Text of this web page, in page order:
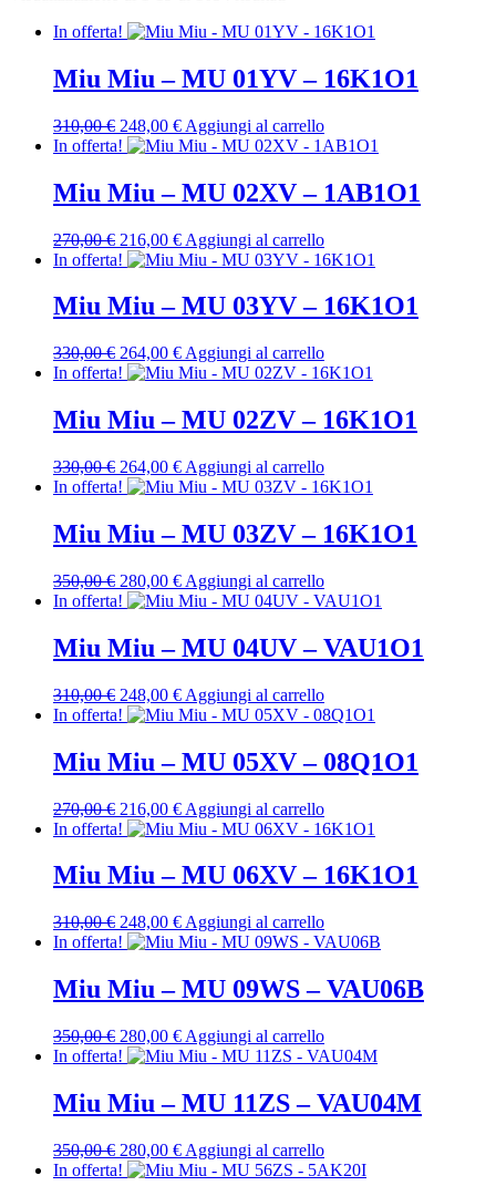
base
più
recente
In offerta!
Miu Miu – MU 01YV – 16K1O1
310,00€ Il
prezzo
era:
310,00 €.
248,00 €Il
prezzo
è:
248,00 €.
Aggiungi al carrello
In offerta!
Miu Miu – MU 02XV – 1AB1O1
270,00€ Il
prezzo
era:
270,00 €.
216,00 €Il
prezzo
è:
216,00 €.
Aggiungi al carrello
In offerta!
Miu Miu – MU 03YV – 16K1O1
330,00€ Il
prezzo
era:
330,00 €.
264,00 €Il
prezzo
è:
264,00 €.
Aggiungi al carrello
In offerta!
Miu Miu – MU 02ZV – 16K1O1
330,00€ Il
prezzo
era:
330,00 €.
264,00 €Il
prezzo
è:
264,00 €.
Aggiungi al carrello
In offerta!
Miu Miu – MU 03ZV – 16K1O1
350,00€ Il
prezzo
era:
350,00 €.
280,00 €Il
prezzo
è:
280,00 €.
Aggiungi al carrello
In offerta!
Miu Miu – MU 04UV – VAU1O1
310,00€ Il
prezzo
era:
310,00 €.
248,00 €Il
prezzo
è:
248,00 €.
Aggiungi al carrello
In offerta!
Miu Miu – MU 05XV – 08Q1O1
270,00€ Il
prezzo
era:
270,00 €.
216,00 €Il
prezzo
è:
216,00 €.
Aggiungi al carrello
In offerta!
Miu Miu – MU 06XV – 16K1O1
310,00€ Il
prezzo
era:
310,00 €.
248,00 €Il
prezzo
è:
248,00 €.
Aggiungi al carrello
In offerta!
Miu Miu – MU 09WS – VAU06B
350,00€ Il
prezzo
era:
350,00 €.
280,00 €Il
prezzo
è:
280,00 €.
Aggiungi al carrello
In offerta!
Miu Miu – MU 11ZS – VAU04M
350,00€ Il
prezzo
280,00 €Il
prezzo
Aggiungi al carrello
In offerta!